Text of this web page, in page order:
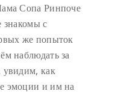
Сопа Ринпоче
с
же попыток
наблюдать за
как
эмоции и им на